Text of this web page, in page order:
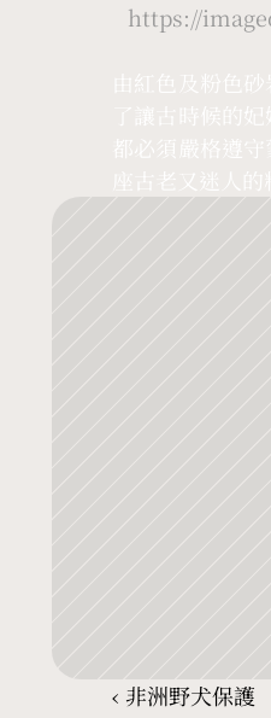
https://
‹ 非洲野犬保護